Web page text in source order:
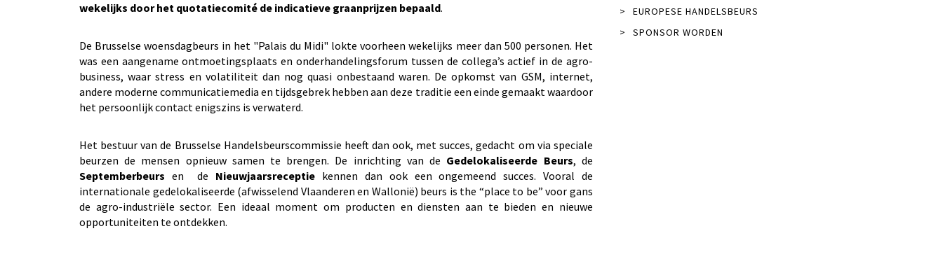
wekelijks door het quotatiecomité de indicatieve graanprijzen bepaald.
De Brusselse woensdagbeurs in het "Palais du Midi" lokte voorheen wekelijks meer dan 500 personen. Het
was een aangename ontmoetingsplaats en onderhandelingsforum tussen de collega’s actief in de agro-
business, waar stress en volatiliteit dan nog quasi onbestaand waren. De opkomst van GSM, internet,
andere moderne communicatiemedia en tijdsgebrek hebben aan deze traditie een einde gemaakt waardoor
het persoonlijk contact enigszins is verwaterd.
Het bestuur van de Brusselse Handelsbeurscommissie heeft dan ook, met succes, gedacht om via speciale
beurzen de mensen opnieuw samen te brengen. De inrichting van de Gedelokaliseerde Beurs, de
Septemberbeurs en de Nieuwjaarsreceptie kennen dan ook een ongemeend succes. Vooral de
internationale gedelokaliseerde (afwisselend Vlaanderen en Wallonië) beurs is the “place to be” voor gans
de agro-industriële sector. Een ideaal moment om producten en diensten aan te bieden en nieuwe
opportuniteiten te ontdekken.
>
EUROPESE HANDELSBEURS
>
SPONSOR WORDEN